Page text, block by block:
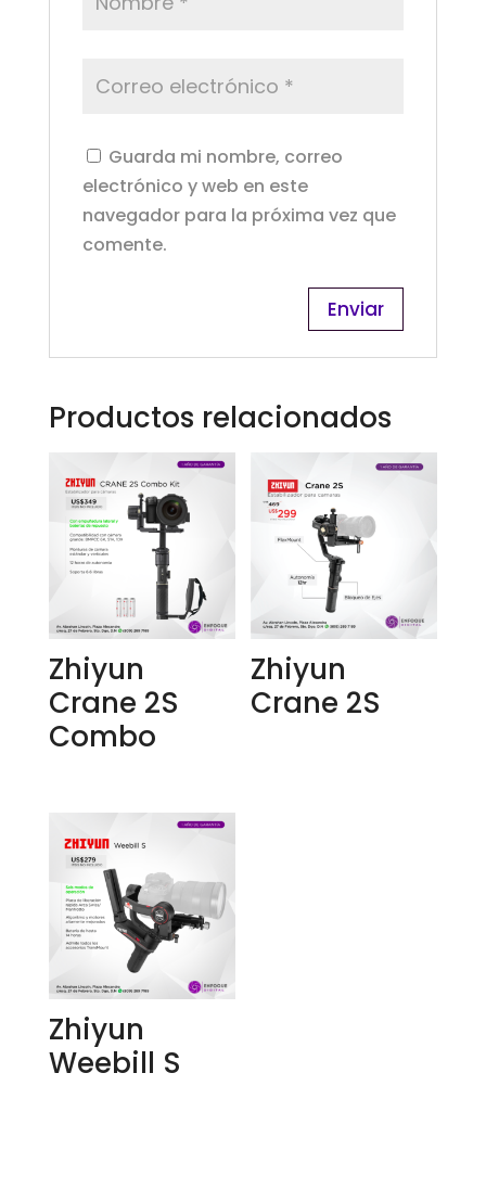
Guarda mi nombre, correo
electrónico y web en este
navegador para la próxima vez que
comente.
Productos relacionados
Zhiyun
Crane 2S
Combo
Zhiyun
Crane 2S
Zhiyun
Weebill S